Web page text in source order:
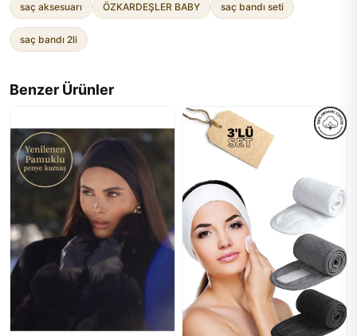
saç aksesuarı ÖZKARDEŞLER BABY saç bandı seti
saç bandı 2li
Benzer Ürünler